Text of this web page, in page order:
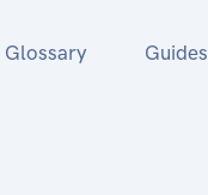
Glossary Guides